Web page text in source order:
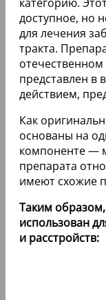
доступное, но
для лечения
тракта.
представлен в
действием,
Как
основаны на
компоненте —
препарата
имеют схожие
Таким
использован
и расстройств: